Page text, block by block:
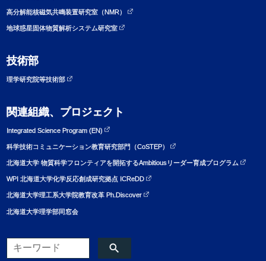
高分解能核磁気共鳴装置研究室（NMR）
地球惑星固体物質解析システム研究室
技術部
理学研究院等技術部
関連組織、プロジェクト
Integrated Science Program (EN)
科学技術コミュニケーション教育研究部門（CoSTEP）
北海道大学 物質科学フロンティアを開拓するAmbitiousリーダー育成プログラム
WPI 北海道大学化学反応創成研究拠点 ICReDD
北海道大学理工系大学院教育改革 Ph.Discover
北海道大学理学部同窓会